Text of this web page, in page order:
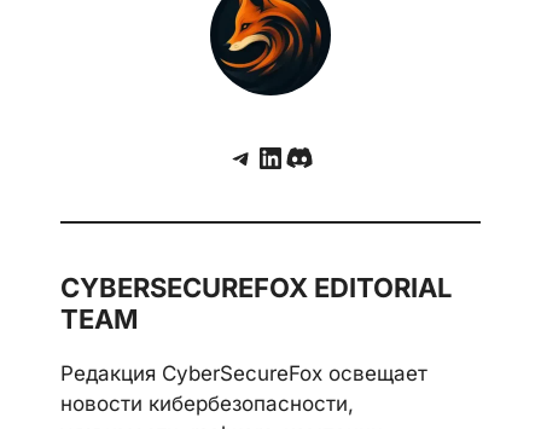
TBK DVR и устаревших роутеров TP‑Link
Telegram
LinkedIn
Discord